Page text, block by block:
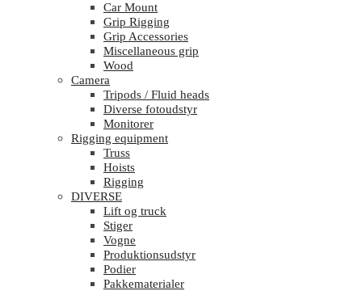
Car Mount
Grip Rigging
Grip Accessories
Miscellaneous grip
Wood
Camera
Tripods / Fluid heads
Diverse fotoudstyr
Monitorer
Rigging equipment
Truss
Hoists
Rigging
DIVERSE
Lift og truck
Stiger
Vogne
Produktionsudstyr
Podier
Pakkematerialer